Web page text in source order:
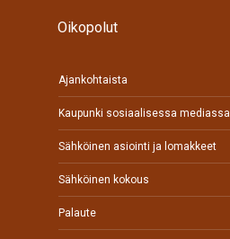
Oikopolut
Ajankohtaista
Kaupunki sosiaalisessa mediassa
Sähköinen asiointi ja lomakkeet
Sähköinen kokous
Palaute